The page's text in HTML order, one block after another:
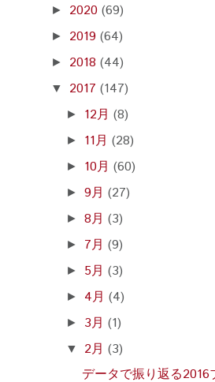
► 2020 (69)
► 2019 (64)
► 2018 (44)
▼ 2017 (147)
► 12月(8)
► 11月(28)
► 10月(60)
►9月(27)
►8月(3)
► 7月(9)
► 5月(3)
► 4月(4)
► 3月(1)
▼ 2月(3)
データで振り返る2016